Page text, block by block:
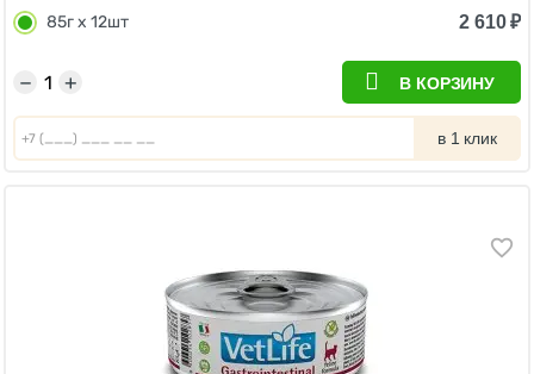
85г х 12шт 2 610₽
+
− В КОРЗИНУ
в 1 клик